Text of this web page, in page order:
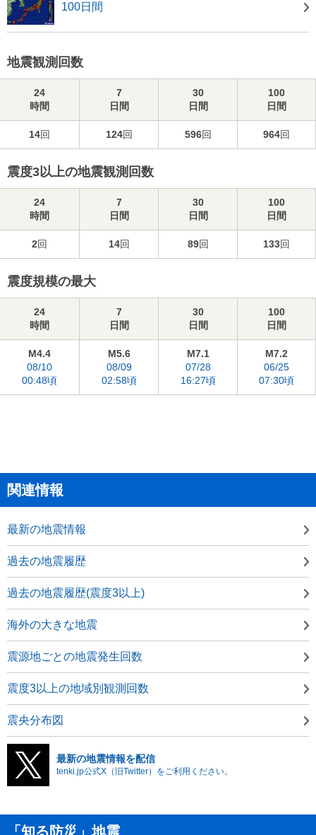
100日間
地震観測回数
24
時間
7
日間
30
日間
100
日間
14回 124回 596回 964回
震度3以上の地震観測回数
24
時間
7
日間
30
日間
100
日間
2回 14回 89回 133回
震度規模の最大
24
時間
7
日間
30
日間
100
日間
M4.4
08/10
00:48頃
M5.6
08/09
02:58頃
M7.1
07/28
16:27頃
M7.2
06/25
07:30頃
関連情報
最新の地震情報
過去の地震履歴
過去の地震履歴(震度3以上)
海外の大きな地震
震源地ごとの地震発生回数
震度3以上の地域別観測回数
震央分布図
最新の地震情報を配信
tenki.jp公式X（旧Twitter）をご利用ください。
「知る防災」地震